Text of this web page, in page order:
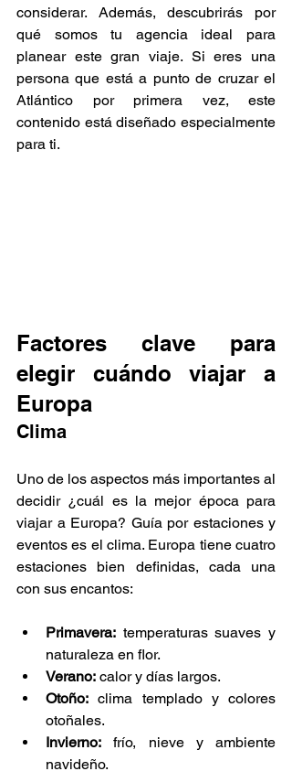
considerar. Además, descubrirás por
qué somos tu agencia ideal para
planear este gran viaje. Si eres una
persona que está a punto de cruzar el
Atlántico por primera vez, este
contenido está diseñado especialmente
para ti.
Factores clave para
elegir cuándo viajar a
Europa
Clima
Uno de los aspectos más importantes al
decidir ¿cuál es la mejor época para
viajar a Europa? Guía por estaciones y
eventos es el clima. Europa tiene cuatro
estaciones bien definidas, cada una
con sus encantos:
Primavera: temperaturas suaves y
naturaleza en flor.
Verano: calor y días largos.
Otoño: clima templado y colores
otoñales.
Invierno: frío, nieve y ambiente
navideño.